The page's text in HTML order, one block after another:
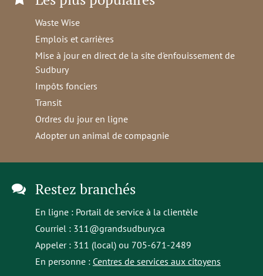
Waste Wise
Emplois et carrières
Mise à jour en direct de la site d'enfouissement de
Sudbury
Impôts fonciers
Transit
Ordres du jour en ligne
Adopter un animal de compagnie
Restez branchés
En ligne : Portail de service à la clientèle
Courriel : 311@grandsudbury.ca
Appeler : 311 (local) ou 705-671-2489
En personne : Centres de services aux citoyens